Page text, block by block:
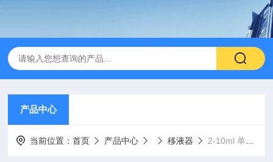
产品中心
当前位置：首页 产品中心 移液器 2-10ml 单道赛默飞 移液枪移液器